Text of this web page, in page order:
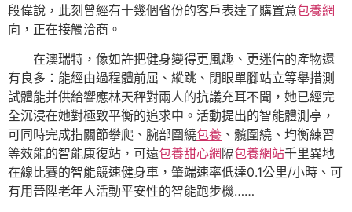
段偉說，此刻曾經有十幾個省份的客戶表達了購置意包養網
向，正在接觸洽商。
在澳瑞特，像如許把健身變得更風趣、更迷信的產物還
有良多：能經由過程體前屈、縱跳、閉眼單腳站立等舉措測
試體能并供給響應林天秤對兩人的抗議充耳不聞，她已經完
全沉浸在她對極致平衡的追求中。活動提出的智能體測亭，
可同時完成指關節攀爬、腕部圍繞包養 、髖圍繞、均衡練習
等效能的智能康復站，可遠包養甜心網 隔包養網站千里異地
在線比賽的智能競速健身車，肇端速率低達0.1公里/小時、可
有用晉陞老年人活動平安性的智能跑步機……